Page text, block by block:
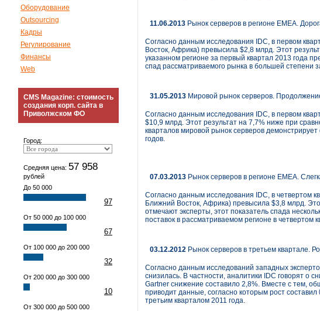
Оборудование
Outsourcing
Кадры
Регулирование
Финансы
Web
CMS Magazine: стоимость
создания корп. сайта в
Приволжском ФО
Город:
Средняя цена: 57 958
рублей
До 50 000
97
От 50 000 до 100 000
67
От 100 000 до 200 000
32
От 200 000 до 300 000
10
От 300 000 до 500 000
11.06.2013 Рынок серверов в регионе EMEA.
Согласно данным исследования IDC, в первом
Восток, Африка) превысила $2,8 млрд. Этот
указанном регионе за первый квартал 2013 года
спад рассматриваемого рынка в большей степени
31.05.2013 Мировой рынок серверов.
Согласно данным исследования IDC, в первом
$10,9 млрд. Этот результат на 7,7% ниже при
кварталов мировой рынок серверов
годов.
07.03.2013 Рынок серверов в регионе EMEA.
Согласно данным исследования IDC, в четвертом
Ближний Восток, Африка) превысила $3,8 млрд.
отмечают эксперты, этот показатель спада
поставок в рассматриваемом регионе в четвертом
03.12.2012 Рынок серверов в третьем квартале.
Согласно данным исследований западных
снизилась. В частности, аналитики IDC говорят о
Gartner снижение составило 2,8%. Вместе с тем,
приводит данные, согласно которым рост
третьим кварталом 2011 года.